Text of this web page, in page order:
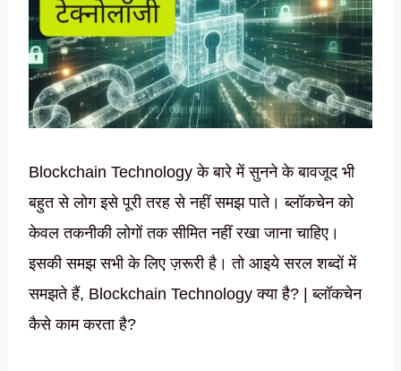
Blockchain Technology के बारे में सुनने के बावजूद भी
बहुत से लोग इसे पूरी तरह से नहीं समझ पाते। ब्लॉकचेन को
केवल तकनीकी लोगों तक सीमित नहीं रखा जाना चाहिए।
इसकी समझ सभी के लिए ज़रूरी है। तो आइये सरल शब्दों में
समझते हैं, Blockchain Technology क्या है? | ब्लॉकचेन
कैसे काम करता है?